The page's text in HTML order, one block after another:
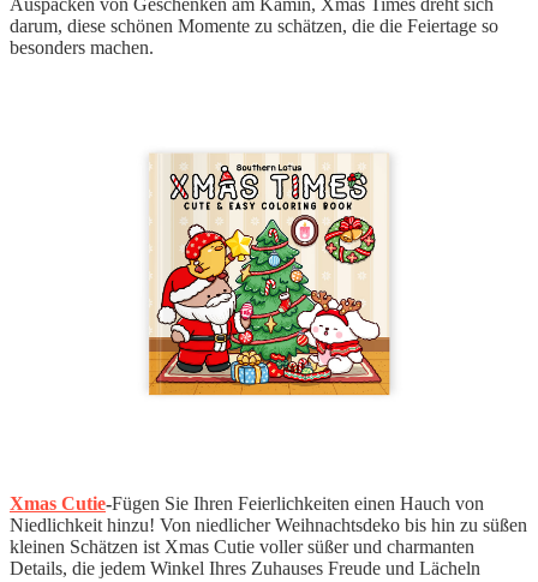
Auspacken von Geschenken am Kamin, Xmas Times dreht sich
darum, diese schönen Momente zu schätzen, die die Feiertage so
besonders machen.
Xmas Cutie-Fügen Sie Ihren Feierlichkeiten einen Hauch von
Niedlichkeit hinzu! Von niedlicher Weihnachtsdeko bis hin zu süßen
kleinen Schätzen ist Xmas Cutie voller süßer und charmanten
Details, die jedem Winkel Ihres Zuhauses Freude und Lächeln